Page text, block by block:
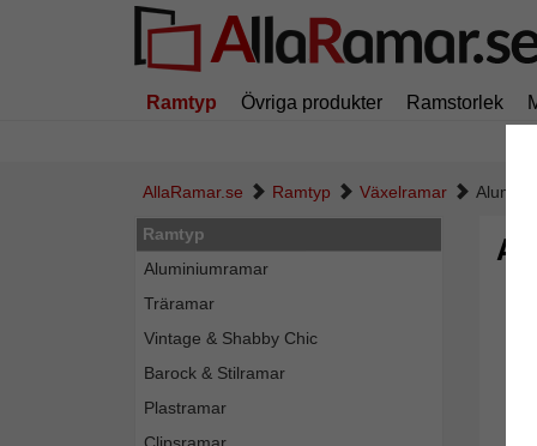
Ramtyp Övriga produkter Ramstorlek
AllaRamar.se Ramtyp Växelramar
Ramtyp
Aluminiumramar
Träramar
Vintage & Shabby Chic
Barock & Stilramar
Plastramar